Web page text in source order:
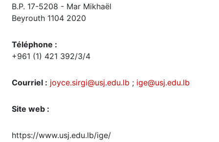
B.P. 17-5208 - Mar Mikhaël
Beyrouth 1104 2020
Téléphone :
+961 (1) 421 392/3/4
Courriel : joyce.sirgi@usj.edu.lb ; ige@usj.edu.lb
Site web :
https://www.usj.edu.lb/ige/